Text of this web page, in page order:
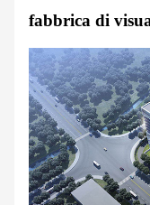
fabbrica di